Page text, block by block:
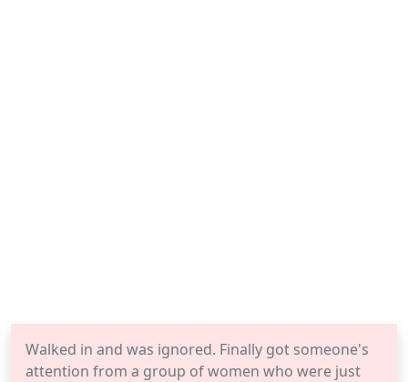
Walked in and was ignored. Finally got someone's
attention from a group of women who were just